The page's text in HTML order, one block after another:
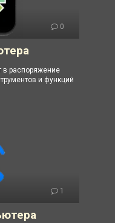
0
в распоряжение
и функций
1